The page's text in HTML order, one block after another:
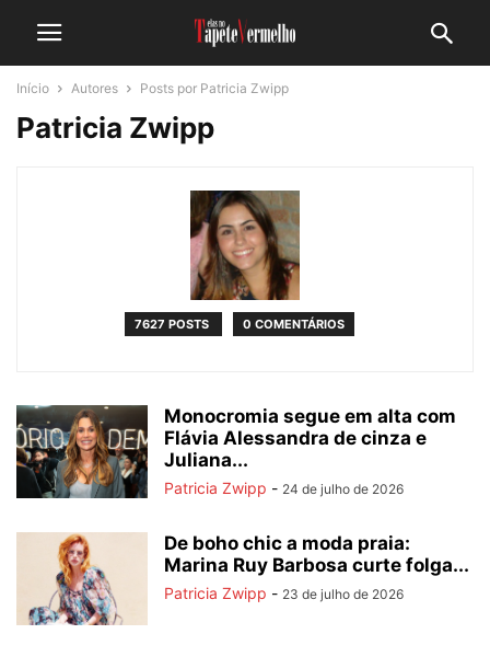
Início Autores Posts por Patricia Zwipp
Patricia Zwipp
7627 POSTS 0 COMENTÁRIOS
Monocromia segue em alta com
Flávia Alessandra de cinza e
Juliana...
Patricia Zwipp - 24 de julho de 2026
De boho chic a moda praia:
Marina Ruy Barbosa curte folga...
Patricia Zwipp - 23 de julho de 2026